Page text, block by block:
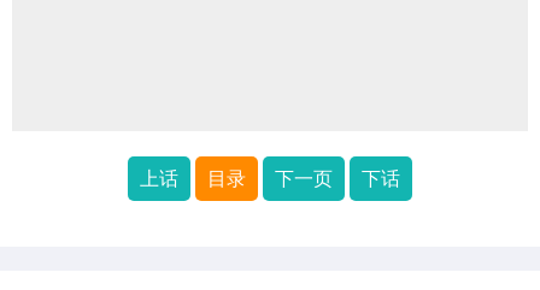
上话 目录 下一页 下话